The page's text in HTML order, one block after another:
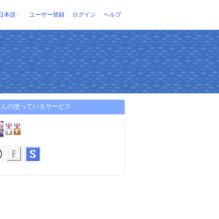
本語 ユーザー登録 ログイン ヘルプ
の使っているサービス